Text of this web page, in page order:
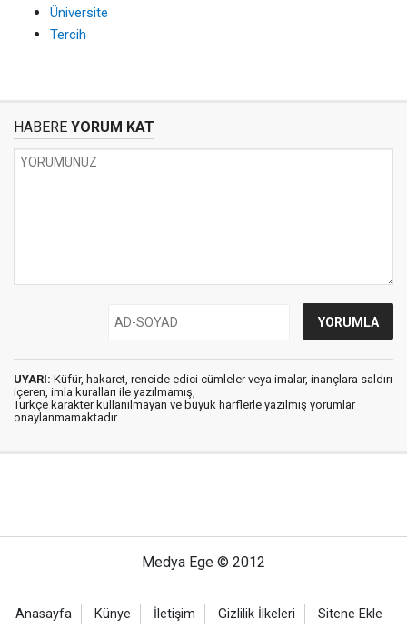
Üniversite
Tercih
HABERE YORUM KAT
UYARI: Küfür, hakaret, rencide edici cümleler veya imalar, inançlara saldırı
içeren, imla kuralları ile yazılmamış,
Türkçe karakter kullanılmayan ve büyük harflerle yazılmış yorumlar
onaylanmamaktadır.
Medya Ege © 2012
Anasayfa Künye İletişim Gizlilik İlkeleri Sitene Ekle